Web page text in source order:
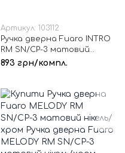
Артикул: 103112
Ручка дверна Fuaro INTRO
RM SN/CP-3 матовий
нікель/хром
893 грн/компл.